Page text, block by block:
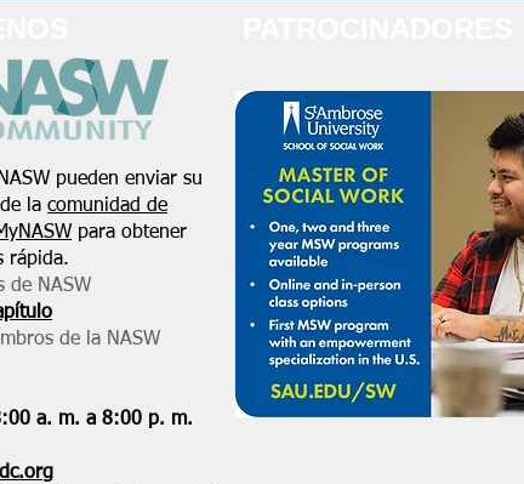
pueden enviar su
la comunidad de
para obtener
rápida.
de NASW
de la NASW
a. m. a 8:00 p. m.